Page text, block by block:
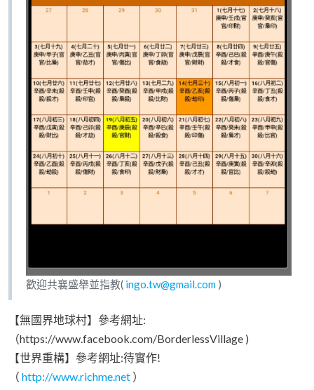
歡迎共襄盛舉並指教( ingo.tw@gmail.com )
【無國界地球村】參考網址:
（https://www.facebook.com/BorderlessVillage )
【世界重構】參考網址:待實作!
（ http://www.richme.net ）